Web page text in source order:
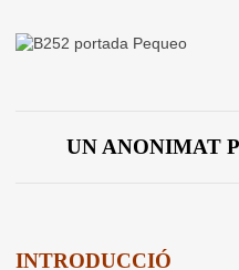
UN ANONIMAT
INTRODUCCIÓ